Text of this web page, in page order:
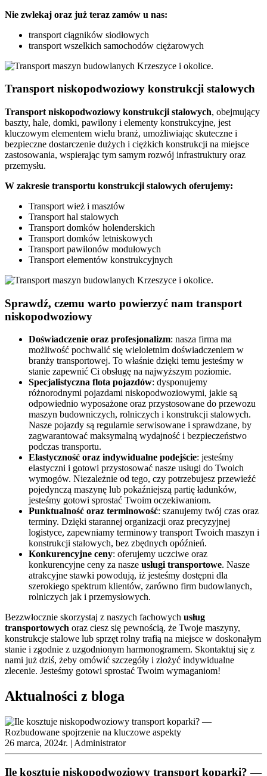
Nie zwlekaj oraz już teraz zamów u nas:
transport ciągników siodłowych
transport wszelkich samochodów ciężarowych
Transport niskopodwoziowy konstrukcji stalowych
Transport niskopodwoziowy konstrukcji stalowych, obejmujący
baszty, hale, domki, pawilony i elementy konstrukcyjne, jest
kluczowym elementem wielu branż, umożliwiając skuteczne i
bezpieczne dostarczenie dużych i ciężkich konstrukcji na miejsce
zastosowania, wspierając tym samym rozwój infrastruktury oraz
przemysłu.
W zakresie transportu konstrukcji stalowych oferujemy:
Transport wież i masztów
Transport hal stalowych
Transport domków holenderskich
Transport domków letniskowych
Transport pawilonów modułowych
Transport elementów konstrukcyjnych
Sprawdź, czemu warto powierzyć nam transport
niskopodwoziowy
Doświadczenie oraz profesjonalizm: nasza firma ma
możliwość pochwalić się wieloletnim doświadczeniem w
branży transportowej. To właśnie dzięki temu jesteśmy w
stanie zapewnić Ci obsługę na najwyższym poziomie.
Specjalistyczna flota pojazdów: dysponujemy
różnorodnymi pojazdami niskopodwoziowymi, jakie są
odpowiednio wyposażone oraz przystosowane do przewozu
maszyn budowniczych, rolniczych i konstrukcji stalowych.
Nasze pojazdy są regularnie serwisowane i sprawdzane, by
zagwarantować maksymalną wydajność i bezpieczeństwo
podczas transportu.
Elastyczność oraz indywidualne podejście: jesteśmy
elastyczni i gotowi przystosować nasze usługi do Twoich
wymogów. Niezależnie od tego, czy potrzebujesz przewieźć
pojedynczą maszynę lub pokaźniejszą partię ładunków,
jesteśmy gotowi sprostać Twoim oczekiwaniom.
Punktualność oraz terminowość: szanujemy twój czas oraz
terminy. Dzięki starannej organizacji oraz precyzyjnej
logistyce, zapewniamy terminowy transport Twoich maszyn i
konstrukcji stalowych, bez zbędnych opóźnień.
Konkurencyjne ceny: oferujemy uczciwe oraz
konkurencyjne ceny za nasze usługi transportowe. Nasze
atrakcyjne stawki powodują, iż jesteśmy dostępni dla
szerokiego spektrum klientów, zarówno firm budowlanych,
rolniczych jak i przemysłowych.
Bezzwłocznie skorzystaj z naszych fachowych usług
transportowych oraz ciesz się pewnością, że Twoje maszyny,
konstrukcje stalowe lub sprzęt rolny trafią na miejsce w doskonałym
stanie i zgodnie z uzgodnionym harmonogramem. Skontaktuj się z
nami już dziś, żeby omówić szczegóły i złożyć indywidualne
zlecenie. Jesteśmy gotowi sprostać Twoim wymaganiom!
Aktualności z bloga
26 marca, 2024r. | Administrator
Ile kosztuje niskopodwoziowy transport koparki? —